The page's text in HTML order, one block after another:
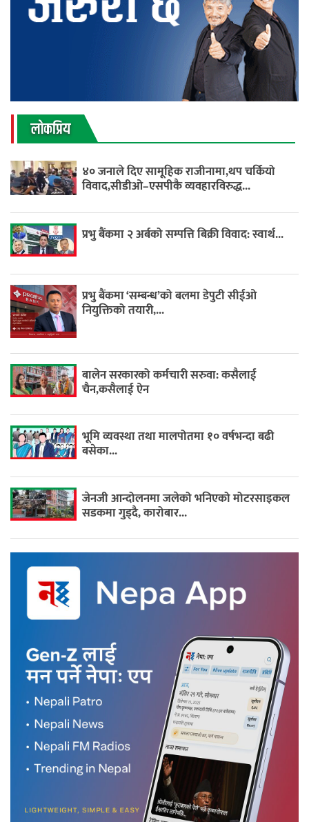
लाेकप्रिय
४० जनाले दिए सामूहिक राजीनामा,थप चर्कियो
विवाद,सीडीओ–एसपीकै व्यवहारविरुद्ध...
प्रभु बैंकमा २ अर्बको सम्पत्ति बिक्री विवाद: स्वार्थ...
प्रभु बैंकमा ‘सम्बन्ध’को बलमा डेपुटी सीईओ
नियुक्तिको तयारी,...
बालेन सरकारको कर्मचारी सरुवा: कसैलाई
चैन,कसैलाई ऐन
भूमि व्यवस्था तथा मालपोतमा १० वर्षभन्दा बढी
बसेका...
जेनजी आन्दोलनमा जलेको भनिएको मोटरसाइकल
सडकमा गुड्दै, कारोबार...